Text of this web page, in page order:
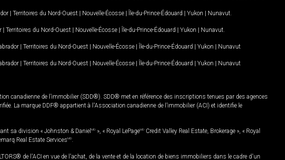
| Territoires du Nord-Ouest | Nouvelle-Écosse | Île-du-Prince-Édouard | Yukon | Nunavut
| Territoires du Nord-Ouest | Nouvelle-Écosse | Île-du-Prince-Édouard | Yukon | Nunavut
| Territoires du Nord-Ouest | Nouvelle-Écosse | Île-du-Prince-Édouard | Yukon | Nunavut
| Territoires du Nord-Ouest | Nouvelle-Écosse | Île-du-Prince-Édouard | Yukon | Nunavut
canadienne de l’immobilier (SDD®). SDD® met en référence des inscriptions tenues par des agences
La marque DDF® appartient à l'Association canadienne de l’immobilier (ACI) et identifie le
sa division « Johnston & Daniel MD », « Royal LePageMD Credit Valley Real Estate, Brokerage », « Royal
Real Estate ServicesMD
de l'ACI en vue de l'achat, de la vente et de la location de biens immobiliers dans le cadre d'un